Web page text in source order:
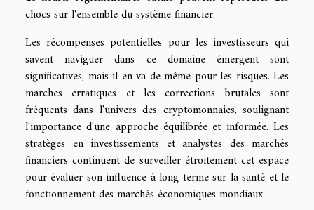
chocs sur l'ensemble du système financier.
Les récompenses potentielles pour les investisseurs qui
savent naviguer dans ce domaine émergent sont
significatives, mais il en va de même pour les risques. Les
marches erratiques et les corrections brutales sont
fréquents dans l'univers des cryptomonnaies, soulignant
l'importance d'une approche équilibrée et informée. Les
stratèges en investissements et analystes des marchés
financiers continuent de surveiller étroitement cet espace
pour évaluer son influence à long terme sur la santé et le
fonctionnement des marchés économiques mondiaux.